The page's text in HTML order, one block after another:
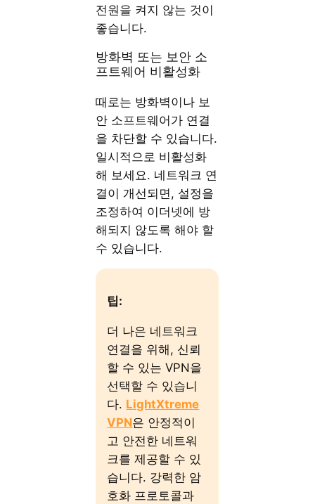
전원을 켜지 않는 것이
좋습니다.
방화벽 또는 보안 소
프트웨어 비활성화
때로는 방화벽이나 보
안 소프트웨어가 연결
을 차단할 수 있습니다.
일시적으로 비활성화
해 보세요. 네트워크 연
결이 개선되면, 설정을
조정하여 이더넷에 방
해되지 않도록 해야 할
수 있습니다.
팁:
더 나은 네트워크
연결을 위해, 신뢰
할 수 있는 VPN을
선택할 수 있습니
다. LightXtreme
VPN은 안정적이
고 안전한 네트워
크를 제공할 수 있
습니다. 강력한 암
호화 프로토콜과